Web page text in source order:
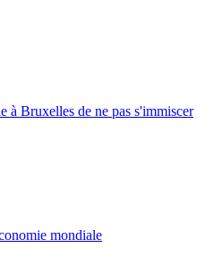
Bruxelles de ne pas s'immiscer
mondiale